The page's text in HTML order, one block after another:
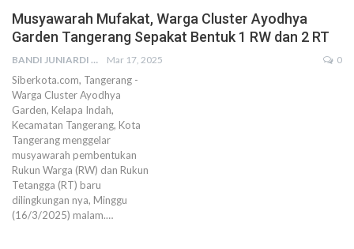
Musyawarah Mufakat, Warga Cluster Ayodhya
Garden Tangerang Sepakat Bentuk 1 RW dan 2 RT
BANDI JUNIARDI Mar 17, 2025 0
Siberkota.com, Tangerang -
Warga Cluster Ayodhya
Garden, Kelapa Indah,
Kecamatan Tangerang, Kota
Tangerang menggelar
musyawarah pembentukan
Rukun Warga (RW) dan Rukun
Tetangga (RT) baru
dilingkungan nya, Minggu
(16/3/2025) malam.…